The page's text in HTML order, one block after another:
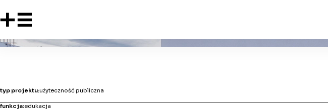
CLXIII liceum ogólnokształcące
typ projektu:użyteczność publiczna
funkcja:edukacja